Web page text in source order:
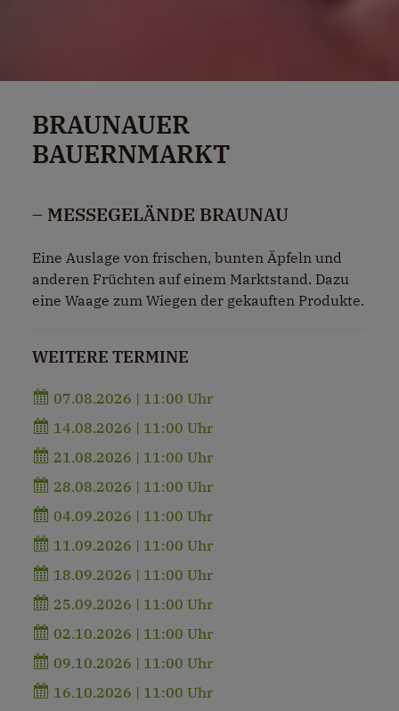
BRAUNAUER
BAUERNMARKT
– MESSEGELÄNDE BRAUNAU
Eine Auslage von frischen, bunten Äpfeln und
anderen Früchten auf einem Marktstand. Dazu
eine Waage zum Wiegen der gekauften Produkte.
WEITERE TERMINE
07.08.2026 | 11:00 Uhr
14.08.2026 | 11:00 Uhr
21.08.2026 | 11:00 Uhr
28.08.2026 | 11:00 Uhr
04.09.2026 | 11:00 Uhr
11.09.2026 | 11:00 Uhr
18.09.2026 | 11:00 Uhr
25.09.2026 | 11:00 Uhr
02.10.2026 | 11:00 Uhr
09.10.2026 | 11:00 Uhr
16.10.2026 | 11:00 Uhr